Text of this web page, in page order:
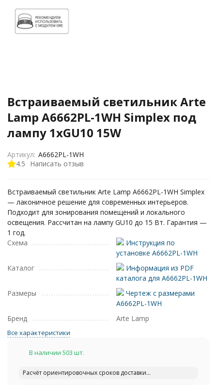
Встраиваемый светильник Arte
Lamp A6662PL-1WH Simplex под
лампу 1xGU10 15W
4.5 Написать отзыв
Артикул: A6662PL-1WH
Встраиваемый светильник Arte Lamp A6662PL-1WH Simplex
— лаконичное решение для современных интерьеров.
Подходит для зонирования помещений и локального
освещения. Рассчитан на лампу GU10 до 15 Вт. Гарантия —
1 год.
Схема
Инструкция по
установке A6662PL-1WH
Каталог
Информация из PDF
каталога для A6662PL-1WH
Размеры
Чертеж с размерами
A6662PL-1WH
Бренд
Arte Lamp
Все характеристики
В наличии 503 шт.
Расчёт ориентировочных сроков доставки...